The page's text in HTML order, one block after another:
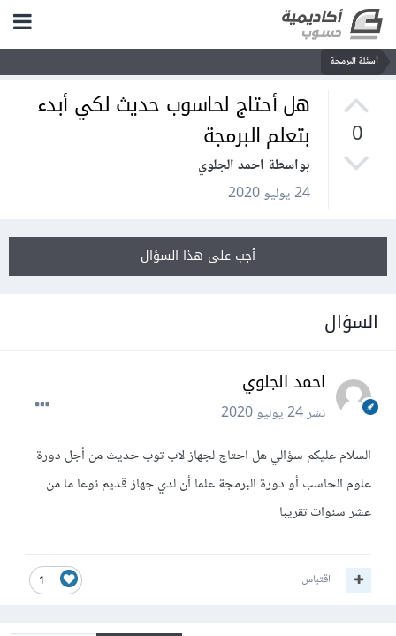
أسئلة البرمجة
0
هل أحتاج لحاسوب حديث لكي أبدء
بتعلم البرمجة
بواسطة احمد الجلوي
24 يوليو 2020
أجب على هذا السؤال
السؤال
احمد الجلوي
نشر24 يوليو 2020
السلام عليكم سؤالي هل احتاج لجهاز لاب توب حديث من أجل دورة
علوم الحاسب أو دورة البرمجة علما أن لدي جهاز قديم نوعا ما من
عشر سنوات تقريبا
1 اقتباس